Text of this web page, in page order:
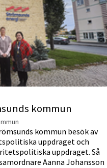
kommun
kommun besök av
uppdraget och
uppdraget. Så
Aanna Johansson